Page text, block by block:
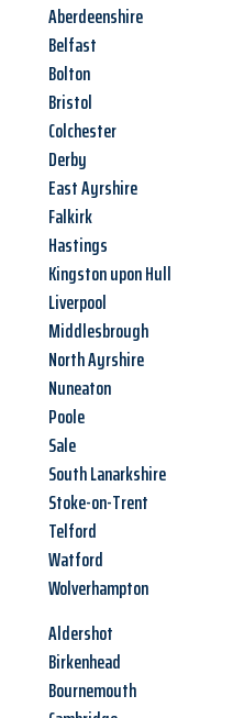
Aberdeenshire
Belfast
Bolton
Bristol
Colchester
Derby
East Ayrshire
Falkirk
Hastings
Kingston upon Hull
Liverpool
Middlesbrough
North Ayrshire
Nuneaton
Poole
Sale
South Lanarkshire
Stoke-on-Trent
Telford
Watford
Wolverhampton
Aldershot
Birkenhead
Bournemouth